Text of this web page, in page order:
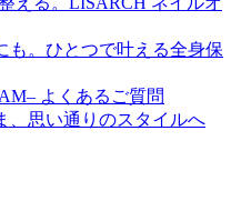
も。ひとつで叶える全身保
よくあるご質問
、思い通りのスタイルへ